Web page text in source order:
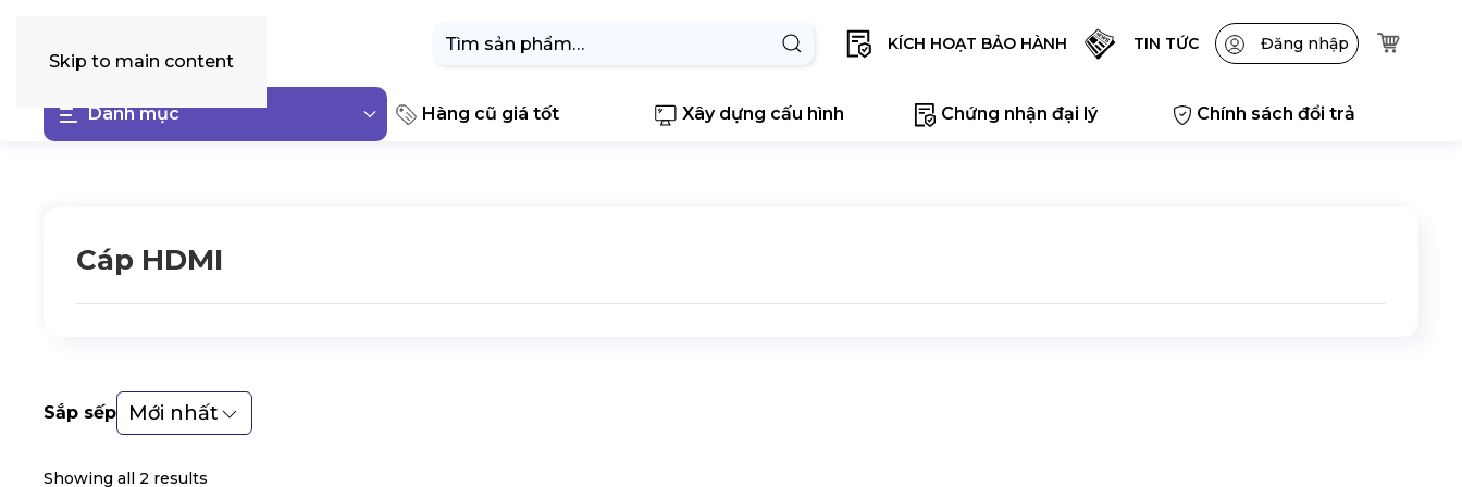
Skip to main content
Tìm
KÍCH HOẠT BẢO HÀNH TIN TỨC Đăng nhập
Danh mục Hàng cũ giá tốt Xây dựng cấu hình Chứng nhận đại lý Chính sách đổi trả
Cáp HDMI
Sắp sếp Mới nhất
Showing all 2 results